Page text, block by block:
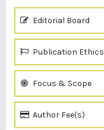
Editorial Board
Publication Ethics
Focus & Scope
Author Fee(s)